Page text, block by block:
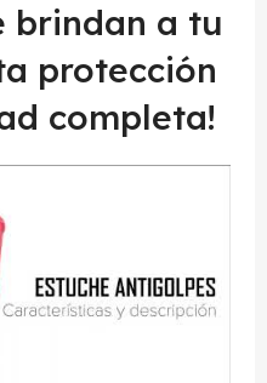
brindan a tu
protección
completa!